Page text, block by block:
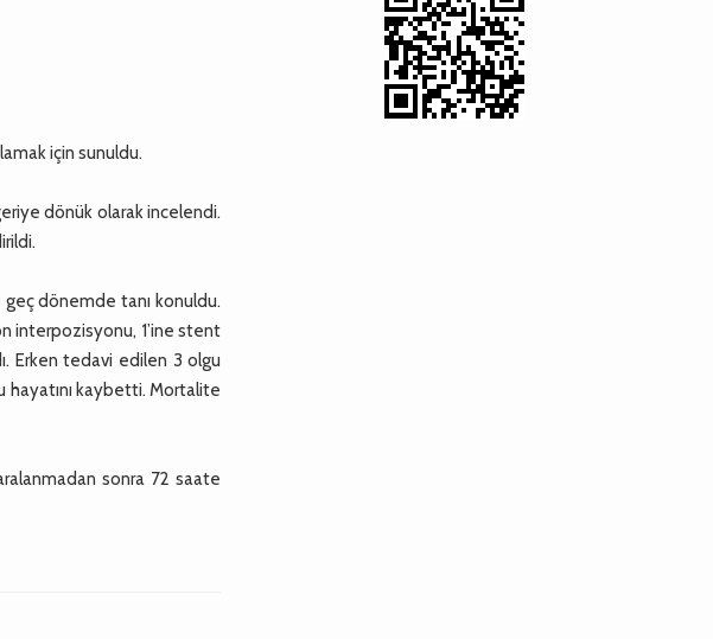
için sunuldu.
dönük olarak incelendi.
geç dönemde tanı konuldu.
interpozisyonu, 1’ine stent
Erken tedavi edilen 3 olgu
hayatını kaybetti. Mortalite
sonra 72 saate